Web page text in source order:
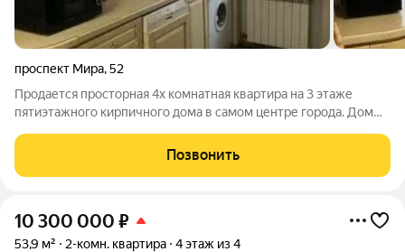
проспект Мира,52
Продается просторная 4х комнатная квартира на 3 этаже
пятиэтажного кирпичного дома в самом центре города. Дом
квартиры, есть парковочные места. . В квартире сделана
перепланировка, она узаконена.
Позвонить
10 300 000 ₽
53,9 м² 2-комн. квартира 4 этаж из 4